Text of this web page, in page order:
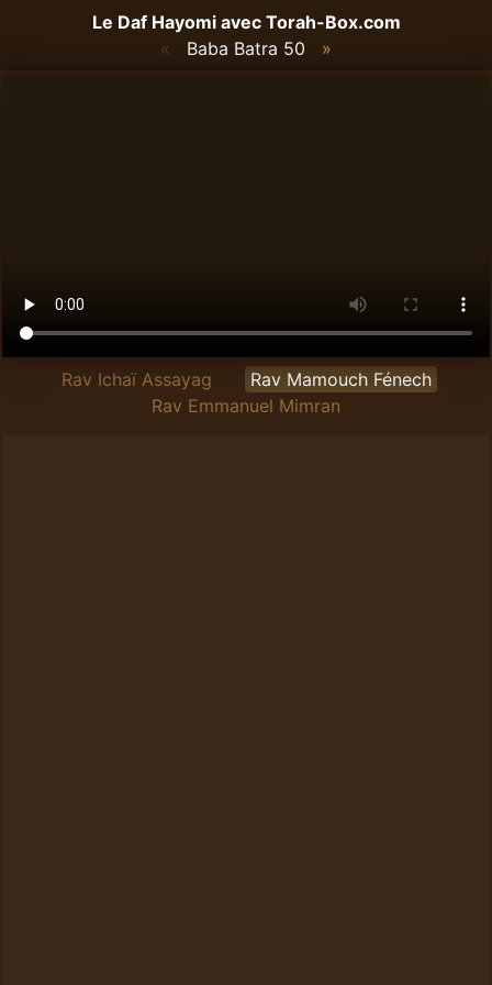
Le Daf Hayomi avec Torah-Box.com
« Baba Batra 50 »
Rav Ichaï Assayag
Rav Mamouch Fénech
Rav Emmanuel Mimran